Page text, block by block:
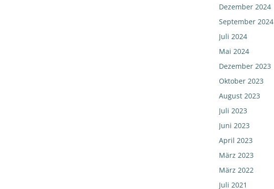
Dezember 2024
September 2024
Juli 2024
Mai 2024
Dezember 2023
Oktober 2023
August 2023
Juli 2023
Juni 2023
April 2023
März 2023
März 2022
Juli 2021